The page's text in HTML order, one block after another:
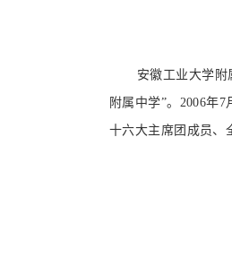
安徽工业大学附属
附属中学”。2006年
十六大主席团成员、